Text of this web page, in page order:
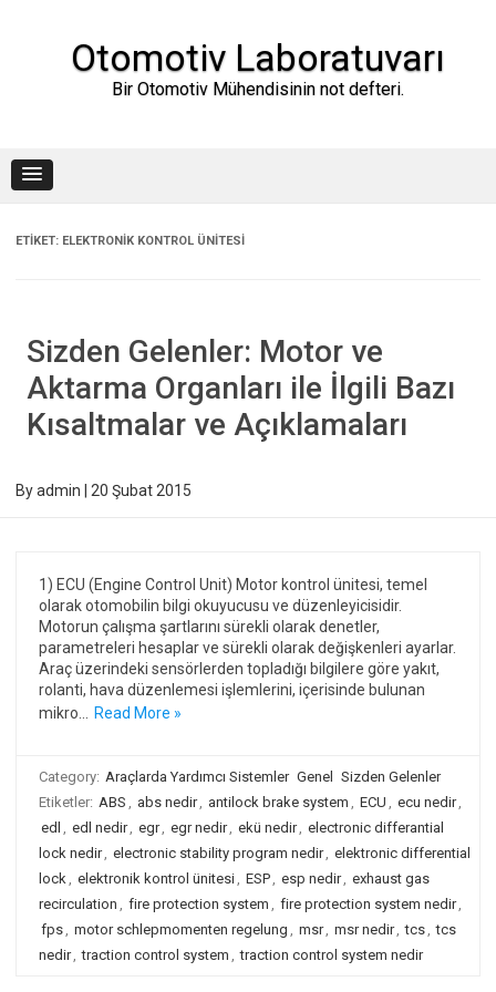
Otomotiv Laboratuvarı
Bir Otomotiv Mühendisinin not defteri.
ETIKET: ELEKTRONIK KONTROL ÜNITESI
Sizden Gelenler: Motor ve
Aktarma Organları ile İlgili Bazı
Kısaltmalar ve Açıklamaları
Byadmin 20 Şubat 2015
1) ECU (Engine Control Unit) Motor kontrol ünitesi, temel
olarak otomobilin bilgi okuyucusu ve düzenleyicisidir.
Motorun çalışma şartlarını sürekli olarak denetler,
parametreleri hesaplar ve sürekli olarak değişkenleri ayarlar.
Araç üzerindeki sensörlerden topladığı bilgilere göre yakıt,
rolanti, hava düzenlemesi işlemlerini, içerisinde bulunan
mikro…
Read More »
Category: Araçlarda Yardımcı Sistemler Genel
Sizden Gelenler
Etiketler: ABS , abs nedir, antilock brake system , ECU , ecu nedir,
edl , edl nedir, egr, egr nedir, ekü nedir, electronic differantial
lock nedir, electronic stability program nedir, elektronic differential
lock, elektronik kontrol ünitesi, ESP, esp nedir, exhaust gas
recirculation , fire protection system , fire protection system nedir,
fps, motor schlepmomenten regelung , msr, msr nedir, tcs, tcs
nedir, traction control system , traction control system nedir